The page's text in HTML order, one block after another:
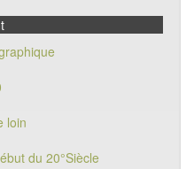
loin
du 20°Siècle